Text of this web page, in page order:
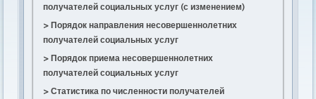
получателей социальных услуг (с изменением)
> Порядок направления несовершеннолетних
получателей социальных услуг
> Порядок приема несовершеннолетних
получателей социальных услуг
> Статистика по численности получателей